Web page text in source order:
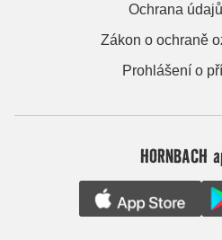
Ochrana
Zákon o ochraně
Prohlášení o
HORNBACH